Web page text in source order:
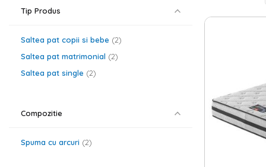
Alege
elementele
vorbim
Saltele
In ofertele
modele din
influenta
alergenilor,
Pernele
Tip Produs
Saltea pat copii si bebe
2
Saltea pat matrimonial
2
Saltea pat single
2
Compozitie
Spuma cu arcuri 2